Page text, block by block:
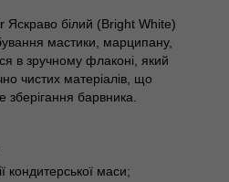
Яскраво білий (Bright White)
мастики, марципану,
в зручному флаконі, який
чистих матеріалів, що
зберігання барвника.
кондитерської маси;